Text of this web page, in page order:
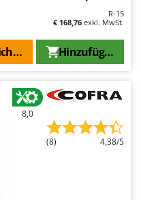
R-15
€ 168,76 exkl. MwSt.
Hinzufügen
Sie
8,0
(8) 4,38/5